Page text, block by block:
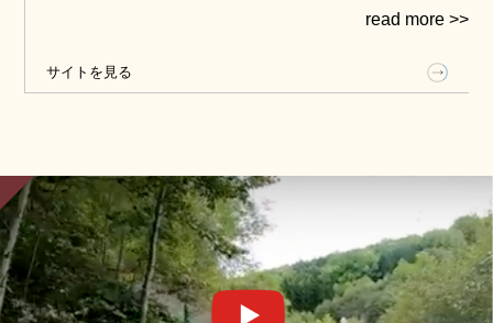
も美しく、秋なら散策やサイクリング、冬なら上質
り楽しめます。北海道の魅力がギュッと詰まった1泊
サイトを見る